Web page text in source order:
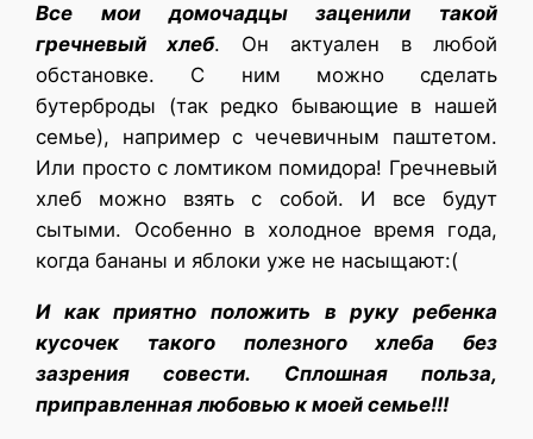
Все мои домочадцы заценили такой
гречневый хлеб. Он актуален в любой
обстановке. С ним можно сделать
бутерброды (так редко бывающие в нашей
семье), например с чечевичным паштетом.
Или просто с ломтиком помидора! Гречневый
хлеб можно взять с собой. И все будут
сытыми. Особенно в холодное время года,
когда бананы и яблоки уже не насыщают:(
И как приятно положить в руку ребенка
кусочек такого полезного хлеба без
зазрения совести. Сплошная польза,
приправленная любовью к моей семье!!!